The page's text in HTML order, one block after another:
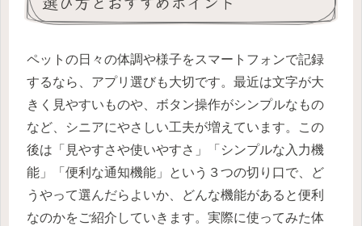
ペットの日々の体調や様子をスマートフォンで記録
するなら、アプリ選びも大切です。最近は文字が大
きく見やすいものや、ボタン操作がシンプルなもの
など、シニアにやさしい工夫が増えています。この
後は「見やすさや使いやすさ」「シンプルな入力機
能」「便利な通知機能」という３つの切り口で、ど
うやって選んだらよいか、どんな機能があると便利
なのかをご紹介していきます。実際に使ってみた体